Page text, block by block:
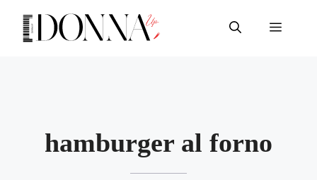
contenuto
Menu
hamburger al forno